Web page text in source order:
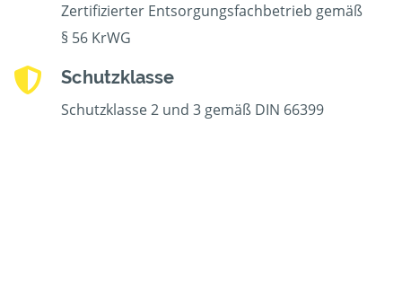
Zertifizierter Entsorgungsfachbetrieb gemäß
§ 56 KrWG
Schutzklasse
Schutzklasse 2 und 3 gemäß DIN 66399